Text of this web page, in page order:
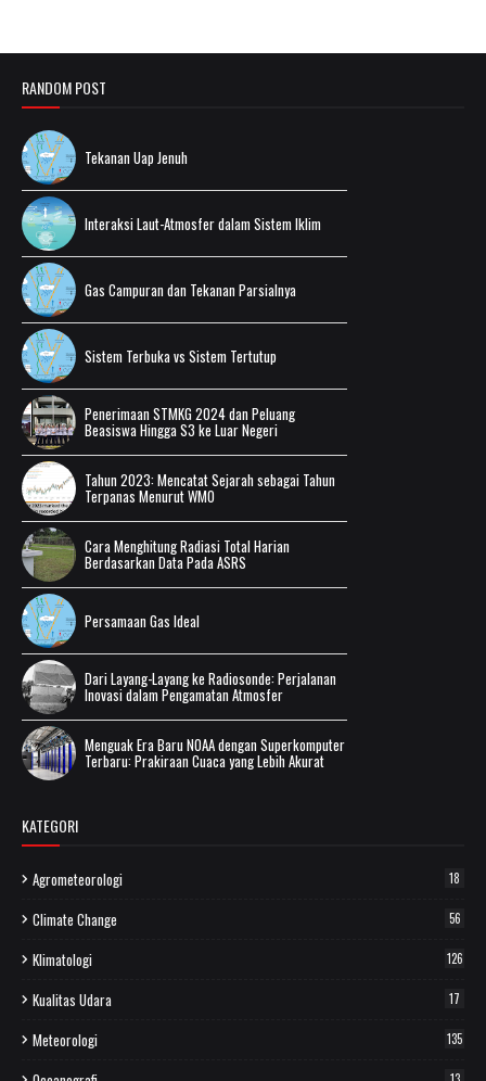
RANDOM POST
Tekanan Uap Jenuh
Interaksi Laut-Atmosfer dalam Sistem Iklim
Gas Campuran dan Tekanan Parsialnya
Sistem Terbuka vs Sistem Tertutup
Penerimaan STMKG 2024 dan Peluang
Beasiswa Hingga S3 ke Luar Negeri
Tahun 2023: Mencatat Sejarah sebagai Tahun
Terpanas Menurut WMO
Cara Menghitung Radiasi Total Harian
Berdasarkan Data Pada ASRS
Persamaan Gas Ideal
Dari Layang-Layang ke Radiosonde: Perjalanan
Inovasi dalam Pengamatan Atmosfer
Menguak Era Baru NOAA dengan Superkomputer
Terbaru: Prakiraan Cuaca yang Lebih Akurat
KATEGORI
Agrometeorologi 18
Climate Change 56
Klimatologi 126
Kualitas Udara 17
Meteorologi 135